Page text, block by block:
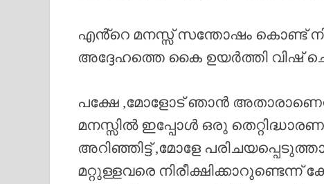
എൻ്റെ മനസ്സ് സന്തോഷം കൊണ്ട്
അദ്ദേഹത്തെ കൈ ഉയർത്തി വിഷ്
പക്ഷേ ,മോളോട് ഞാൻ
മനസ്സിൽ ഇപ്പോൾ ഒരു
അറിഞ്ഞിട്ട് ,മോളേ
മറ്റുള്ളവരെ നിരീക്ഷിക്കാറുണ്ടെന്ന്